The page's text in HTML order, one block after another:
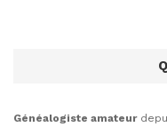
Généalogiste amateur